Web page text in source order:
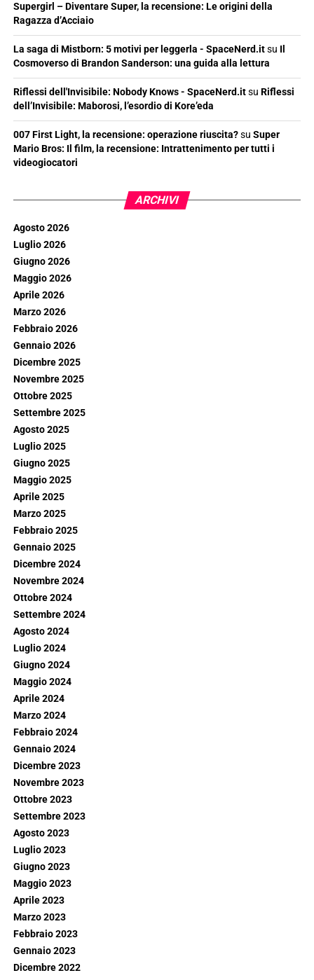
Supergirl – Diventare Super, la recensione: Le origini della
Ragazza d’Acciaio
La saga di Mistborn: 5 motivi per leggerla - SpaceNerd.itsu Il
Cosmoverso di Brandon Sanderson: una guida alla lettura
Riflessi dell'Invisibile: Nobody Knows - SpaceNerd.itsu Riflessi
dell’Invisibile: Maborosi, l’esordio di Kore’eda
007 First Light, la recensione: operazione riuscita?su Super
Mario Bros: Il film, la recensione: Intrattenimento per tutti i
videogiocatori
ARCHIVI
Agosto 2026
Luglio 2026
Giugno 2026
Maggio 2026
Aprile 2026
Marzo 2026
Febbraio 2026
Gennaio 2026
Dicembre 2025
Novembre 2025
Ottobre 2025
Settembre 2025
Agosto 2025
Luglio 2025
Giugno 2025
Maggio 2025
Aprile 2025
Marzo 2025
Febbraio 2025
Gennaio 2025
Dicembre 2024
Novembre 2024
Ottobre 2024
Settembre 2024
Agosto 2024
Luglio 2024
Giugno 2024
Maggio 2024
Aprile 2024
Marzo 2024
Febbraio 2024
Gennaio 2024
Dicembre 2023
Novembre 2023
Ottobre 2023
Settembre 2023
Agosto 2023
Luglio 2023
Giugno 2023
Maggio 2023
Aprile 2023
Marzo 2023
Febbraio 2023
Gennaio 2023
Dicembre 2022